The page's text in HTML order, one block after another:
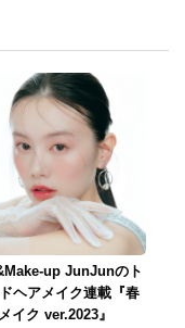
up JunJunのト
ヘアメイク連載『春
メイク ver.2023』